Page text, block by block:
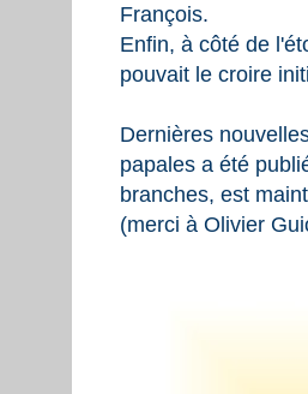
François.
Enfin, à côté de
pouvait le croire
Dernières
papales a été
branches, est
(merci à Olivier